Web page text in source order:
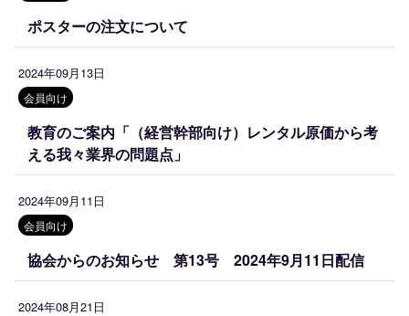
ポスターの注文について
2024年09月13日
会員向け
教育のご案内「（経営幹部向け）レンタル原価から考
える我々業界の問題点」
2024年09月11日
会員向け
協会からのお知らせ 第13号 2024年9月11日配信
2024年08月21日